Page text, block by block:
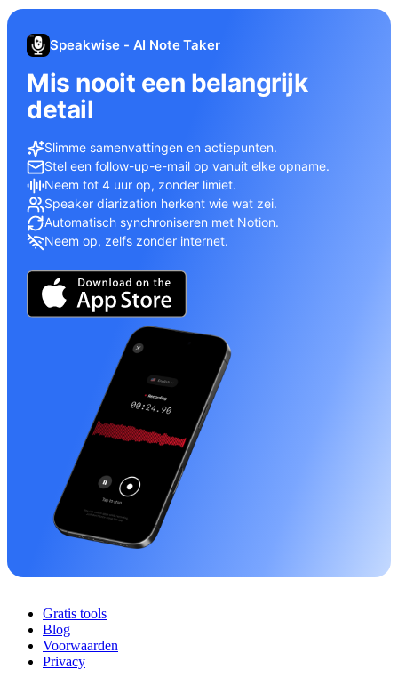
Speakwise - AI Note Taker
Mis nooit een belangrijk
detail
Slimme samenvattingen en actiepunten.
Stel een follow-up-e-mail op vanuit elke opname.
Neem tot 4 uur op, zonder limiet.
Speaker diarization herkent wie wat zei.
Automatisch synchroniseren met Notion.
Neem op, zelfs zonder internet.
Gratis tools
Blog
Voorwaarden
Privacy